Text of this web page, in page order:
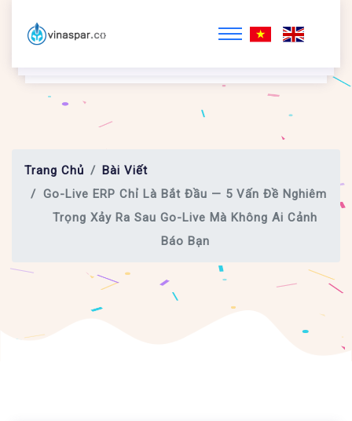
Trang Chủ
Bài Viết
Go-Live ERP Chỉ Là Bắt Đầu — 5 Vấn Đề Nghiêm
Trọng Xảy Ra Sau Go-Live Mà Không Ai Cảnh
Báo Bạn